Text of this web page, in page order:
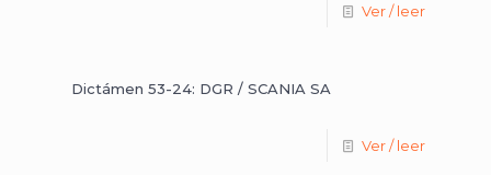
Ver / leer
Dictámen 53-24: DGR / SCANIA SA
Ver / leer